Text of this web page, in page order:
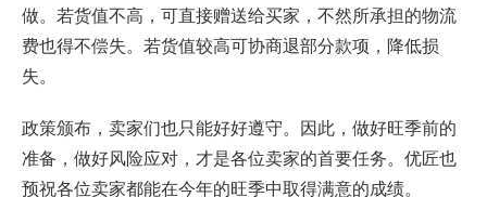
做。若货值不高，可直接赠送给买家，不然所承担的物流
费也得不偿失。若货值较高可协商退部分款项，降低损
失。
政策颁布，卖家们也只能好好遵守。因此，做好旺季前的
准备，做好风险应对，才是各位卖家的首要任务。优匠也
预祝各位卖家都能在今年的旺季中取得满意的成绩。